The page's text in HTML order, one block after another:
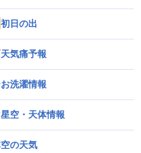
初日の出
天気痛予報
お洗濯情報
星空・天体情報
空の天気